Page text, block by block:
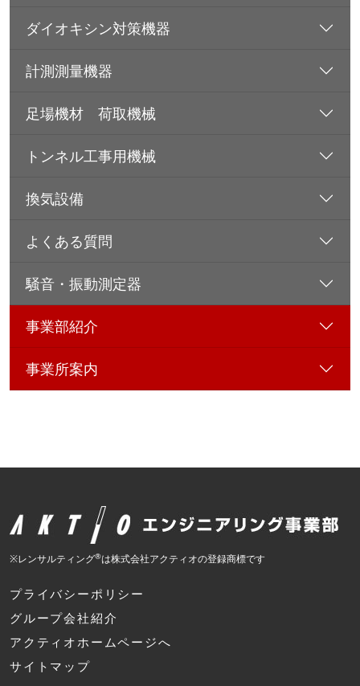
ダイオキシン対策機器
計測測量機器
足場機材 荷取機械
トンネル工事用機械
換気設備
よくある質問
騒音・振動測定器
事業部紹介
事業所案内
※レンサルティング®は株式会社アクティオの登録商標です
プライバシーポリシー
グループ会社紹介
アクティオホームページへ
サイトマップ